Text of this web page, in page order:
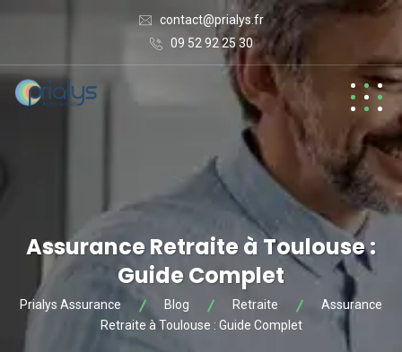
contact@prialys.fr
09 52 92 25 30
Assurance Retraite à Toulouse :
Guide Complet
Prialys Assurance Blog Retraite
Assurance
Retraite à Toulouse : Guide Complet